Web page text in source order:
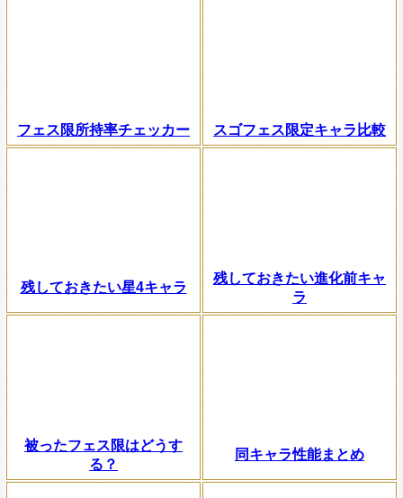
フェス限所持率チェッカー スゴフェス限定キャラ比較
残しておきたい星4キャラ
残しておきたい進化前キャ
ラ
被ったフェス限はどうす
る？
同キャラ性能まとめ